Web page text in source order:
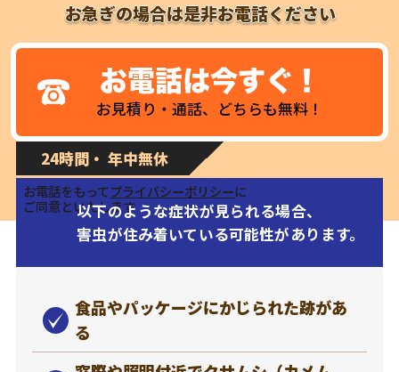
お急ぎの場合は是非お電話ください
お電話は今すぐ！
お見積り・通話、どちらも無料！
24時間・ 年中無休
お電話をもってプライバシーポリシーに
ご同意といたします
以下のような症状が見られる場合、
害虫が住み着いている可能性があります。
食品やパッケージにかじられた跡があ
る